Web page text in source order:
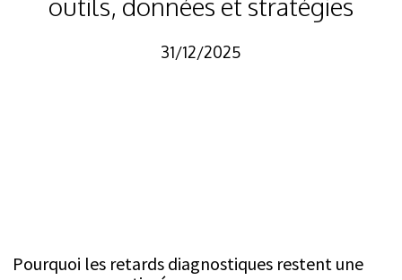
31/12/2025
Pourquoi les retards diagnostiques restent une